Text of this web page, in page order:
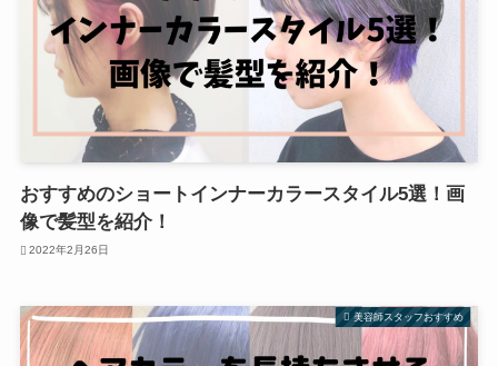
おすすめのショートインナーカラースタイル5選！画
像で髪型を紹介！
2022年2月26日
美容師スタッフおすすめ